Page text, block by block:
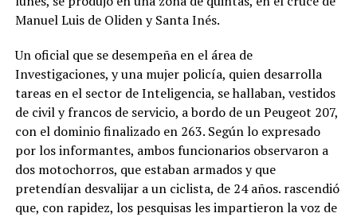
Manuel Luis de Oliden y Santa Inés.
Un oficial que se desempeña en el área de
Investigaciones, y una mujer policía, quien desarrolla
tareas en el sector de Inteligencia, se hallaban, vestidos
de civil y francos de servicio, a bordo de un Peugeot 207,
con el dominio finalizado en 263. Según lo expresado
por los informantes, ambos funcionarios observaron a
dos motochorros, que estaban armados y que
pretendían desvalijar a un ciclista, de 24 años. rascendió
que, con rapidez, los pesquisas les impartieron la voz de